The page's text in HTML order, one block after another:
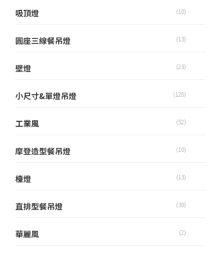
吸頂燈 (10)
圓座三線餐吊燈 (13)
壁燈 (23)
小尺寸&單燈吊燈 (128)
工業風 (52)
摩登造型餐吊燈 (10)
檯燈 (13)
直排型餐吊燈 (30)
華麗風 (2)